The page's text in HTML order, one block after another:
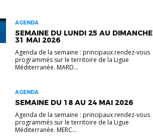
AGENDA
SEMAINE DU LUNDI 25 AU DIMANCHE
31 MAI 2026
Agenda de la semaine : principaux rendez-vous
programmés sur le territoire de la Ligue
Méditerranée. MARD...
AGENDA
SEMAINE DU 18 AU 24 MAI 2026
Agenda de la semaine : principaux rendez-vous
programmés sur le territoire de la Ligue
Méditerranée. MERC...